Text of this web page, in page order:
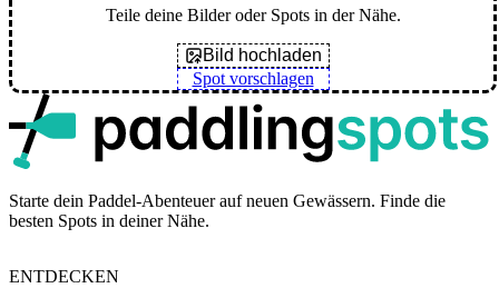
Teile deine Bilder oder Spots in der Nähe.
Bild hochladen
Spot vorschlagen
Starte dein Paddel-Abenteuer auf neuen Gewässern. Finde die
besten Spots in deiner Nähe.
ENTDECKEN